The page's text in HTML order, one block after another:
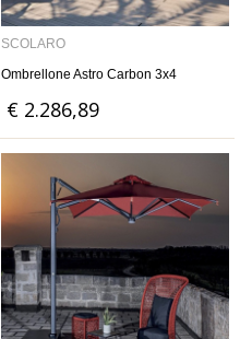
SCOLARO
Ombrellone Astro Carbon 3x4
€ 2.286,89